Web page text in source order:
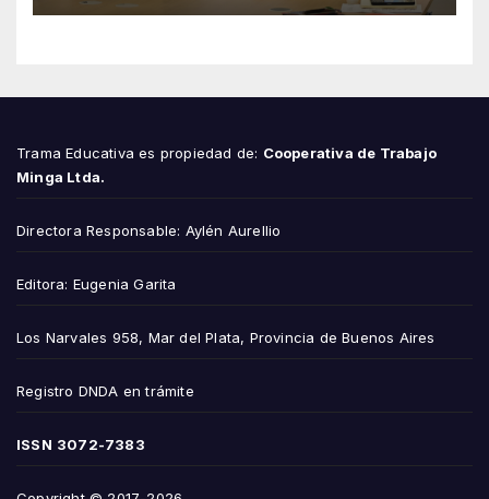
Trama Educativa es propiedad de: Cooperativa de Trabajo
Minga Ltda.
Directora Responsable: Aylén Aurellio
Editora: Eugenia Garita
Los Narvales 958, Mar del Plata, Provincia de Buenos Aires
Registro DNDA en trámite
ISSN 3072-7383